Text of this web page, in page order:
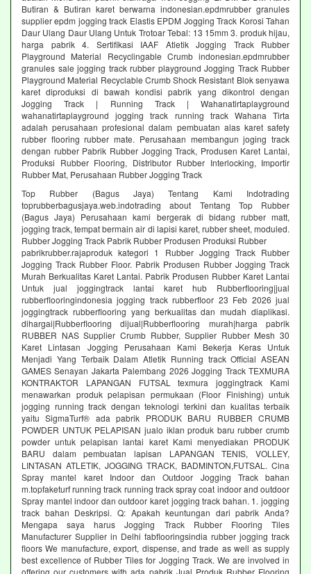
Butiran & Butiran karet berwarna indonesian.epdmrubber granules
supplier epdm jogging track Elastis EPDM Jogging Track Korosi Tahan
Daur Ulang Daur Ulang Untuk Trotoar Tebal: 13 15mm 3. produk hijau,
harga pabrik 4. Sertifikasi IAAF Atletik Jogging Track Rubber
Playground Material Recyclingable Crumb indonesian.epdmrubber
granules sale jogging track rubber playground Jogging Track Rubber
Playground Material Recyclable Crumb Shock Resistant Blok senyawa
karet diproduksi di bawah kondisi pabrik yang dikontrol dengan
Jogging Track | Running Track | Wahanatirtaplayground
wahanatirtaplayground jogging track running track Wahana Tirta
adalah perusahaan profesional dalam pembuatan alas karet safety
rubber flooring rubber mate. Perusahaan membangun joging track
dengan rubber Pabrik Rubber Jogging Track, Produsen Karet Lantai,
Produksi Rubber Flooring, Distributor Rubber Interlocking, Importir
Rubber Mat, Perusahaan Rubber Jogging Track
Top Rubber (Bagus Jaya) Tentang Kami Indotrading
toprubberbagusjaya.web.indotrading about Tentang Top Rubber
(Bagus Jaya) Perusahaan kami bergerak di bidang rubber matt,
jogging track, tempat bermain air di lapisi karet, rubber sheet, moduled.
Rubber Jogging Track Pabrik Rubber Produsen Produksi Rubber
pabrikrubber.rajaproduk kategori 1 Rubber Jogging Track Rubber
Jogging Track Rubber Floor. Pabrik Produsen Rubber Jogging Track
Murah Berkualitas Karet Lantai. Pabrik Produsen Rubber Karet Lantai
Untuk jual joggingtrack lantai karet hub Rubberflooring|jual
rubberflooringindonesia jogging track rubberfloor 23 Feb 2026 jual
joggingtrack rubberflooring yang berkualitas dan mudah diaplikasi.
dihargai|Rubberflooring dijual|Rubberflooring murah|harga pabrik
RUBBER NAS Supplier Crumb Rubber, Supplier Rubber Mesh 30
Karet Lintasan Jogging Perusahaan Kami Bekerja Keras Untuk
Menjadi Yang Terbaik Dalam Atletik Running track Official ASEAN
GAMES Senayan Jakarta Palembang 2026 Jogging Track TEXMURA
KONTRAKTOR LAPANGAN FUTSAL texmura joggingtrack Kami
menawarkan produk pelapisan permukaan (Floor Finishing) untuk
jogging running track dengan teknologi terkini dan kualitas terbaik
yaitu SigmaTurf® ada pabrik PRODUK BARU RUBBER CRUMB
POWDER UNTUK PELAPISAN jualo iklan produk baru rubber crumb
powder untuk pelapisan lantai karet Kami menyediakan PRODUK
BARU dalam pembuatan lapisan LAPANGAN TENIS, VOLLEY,
LINTASAN ATLETIK, JOGGING TRACK, BADMINTON,FUTSAL. Cina
Spray mantel karet Indoor dan Outdoor Jogging Track bahan
m.topfaketurf running track running track spray coat indoor and outdoor
Spray mantel indoor dan outdoor karet jogging track bahan. 1. jogging
track bahan Deskripsi. Q: Apakah keuntungan dari pabrik Anda?
Mengapa saya harus Jogging Track Rubber Flooring Tiles
Manufacturer Supplier in Delhi fabflooringsindia rubber jogging track
floors We manufacture, export, dispense, and trade as well as supply
best excellence of Rubber Tiles for Jogging Track. We are involved in